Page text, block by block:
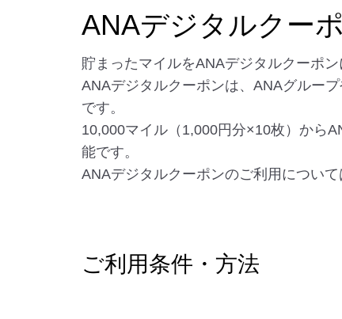
ANAデジタルクー
貯まったマイルをANAデジタルクーポン
ANAデジタルクーポンは、ANAグルー
です。
10,000マイル（1,000円分×10枚）から
能です。
ANAデジタルクーポンのご利用につい
ご利用条件・方法